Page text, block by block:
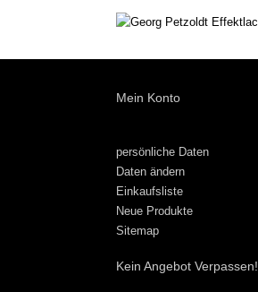
Mein Konto
persönliche Daten
Daten ändern
Einkaufsliste
Neue Produkte
Sitemap
Kein Angebot Verpassen!